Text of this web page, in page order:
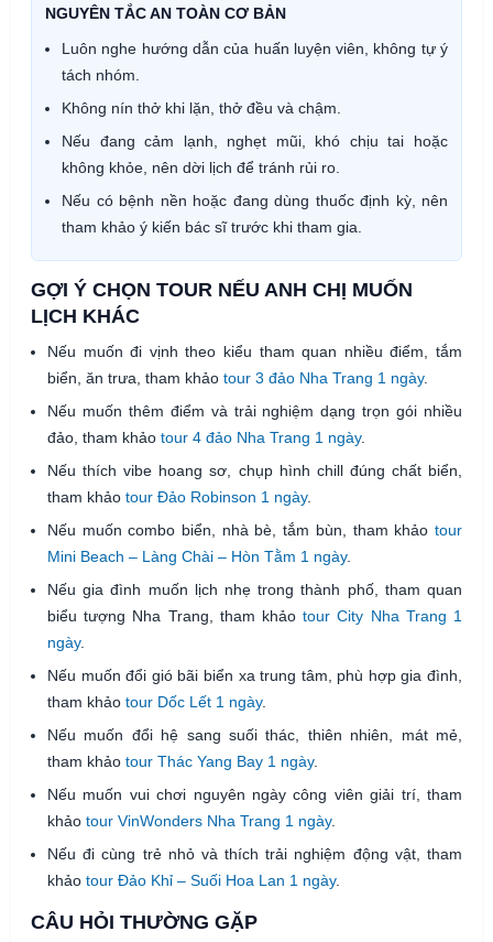
NGUYÊN TẮC AN TOÀN CƠ BẢN
Luôn nghe hướng dẫn của huấn luyện viên, không tự ý
tách nhóm.
Không nín thở khi lặn, thở đều và chậm.
Nếu đang cảm lạnh, nghẹt mũi, khó chịu tai hoặc
không khỏe, nên dời lịch để tránh rủi ro.
Nếu có bệnh nền hoặc đang dùng thuốc định kỳ, nên
tham khảo ý kiến bác sĩ trước khi tham gia.
GỢI Ý CHỌN TOUR NẾU ANH CHỊ MUỐN
LỊCH KHÁC
Nếu muốn đi vịnh theo kiểu tham quan nhiều điểm, tắm
biển, ăn trưa, tham khảo tour 3 đảo Nha Trang 1 ngày.
Nếu muốn thêm điểm và trải nghiệm dạng trọn gói nhiều
đảo, tham khảo tour 4 đảo Nha Trang 1 ngày.
Nếu thích vibe hoang sơ, chụp hình chill đúng chất biển,
tham khảo tour Đảo Robinson 1 ngày.
Nếu muốn combo biển, nhà bè, tắm bùn, tham khảo tour
Mini Beach – Làng Chài – Hòn Tằm 1 ngày.
Nếu gia đình muốn lịch nhẹ trong thành phố, tham quan
biểu tượng Nha Trang, tham khảotour City Nha Trang 1
ngày.
Nếu muốn đổi gió bãi biển xa trung tâm, phù hợp gia đình,
tham khảo tour Dốc Lết 1 ngày.
Nếu muốn đổi hệ sang suối thác, thiên nhiên, mát mẻ,
tham khảo tour Thác Yang Bay 1 ngày.
Nếu muốn vui chơi nguyên ngày công viên giải trí, tham
khảo tour VinWonders Nha Trang 1 ngày.
Nếu đi cùng trẻ nhỏ và thích trải nghiệm động vật, tham
khảo tour Đảo Khỉ – Suối Hoa Lan 1 ngày.
CÂU HỎI THƯỜNG GẶP